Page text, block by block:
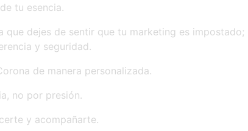
tu esencia.
dejes de sentir que tu marketing es impostado;
y seguridad.
de manera personalizada.
no por presión.
y acompañarte.